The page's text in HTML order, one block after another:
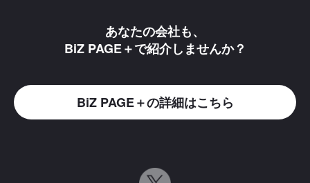
あなたの会社も、
BiZ PAGE＋で紹介しませんか？
BiZ PAGE＋の詳細はこちら